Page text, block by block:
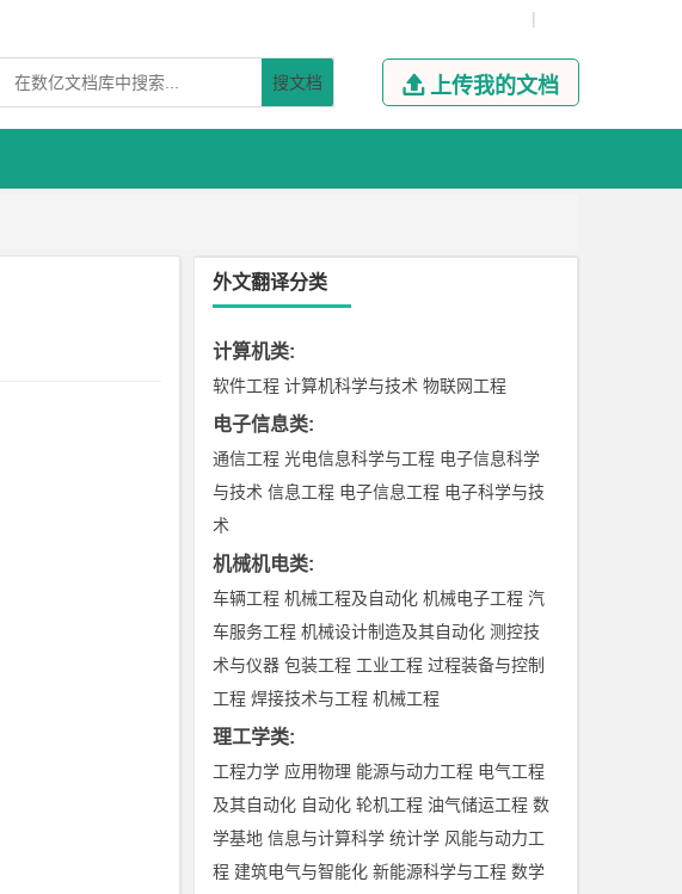
|
搜文档  上传我的文档
外文翻译分类
计算机类:
软件工程 计算机科学与技术 物联网工程
电子信息类:
通信工程 光电信息科学与工程 电子信息科学
与技术 信息工程 电子信息工程 电子科学与技
术
机械机电类:
车辆工程 机械工程及自动化 机械电子工程 汽
车服务工程 机械设计制造及其自动化 测控技
术与仪器 包装工程 工业工程 过程装备与控制
工程 焊接技术与工程 机械工程
理工学类:
工程力学 应用物理 能源与动力工程 电气工程
及其自动化 自动化 轮机工程 油气储运工程 数
学基地 信息与计算科学 统计学 风能与动力工
程 建筑电气与智能化 新能源科学与工程 数学